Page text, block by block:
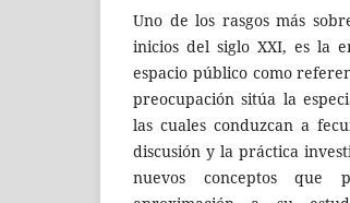
Uno de los rasgos más
inicios del siglo XXI, es la
espacio público como
preocupación sitúa la
las cuales conduzcan a
discusión y la práctica
nuevos conceptos que